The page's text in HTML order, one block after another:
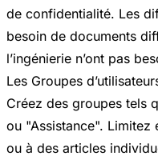
de confidentialité. Les
besoin de documents
l’ingénierie n’ont pas
Les Groupes
Créez des groupes tels
ou "Assistance". Limitez
ou à des articles